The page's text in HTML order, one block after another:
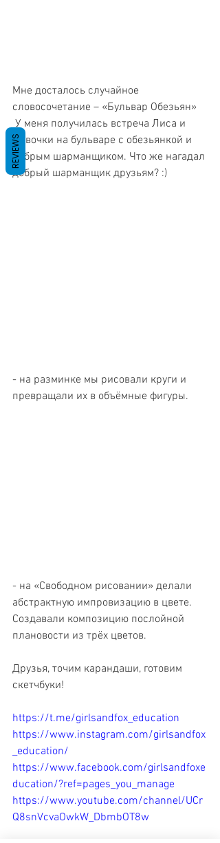
Мне досталось случайное
словосочетание – «Бульвар Обезьян»
У меня получилась встреча Лиса и
Девочки на бульваре с обезьянкой и
добрым шарманщиком. Что же нагадал
добрый шарманщик друзьям? :)
- на разминке мы рисовали круги и
превращали их в объёмные фигуры.
- на «Свободном рисовании» делали
абстрактную импровизацию в цвете.
Создавали композицию послойной
плановости из трёх цветов.
Друзья, точим карандаши, готовим
скетчбуки!
https://t.me/girlsandfox_education
https://www.instagram.com/girlsandfox
_education/
https://www.facebook.com/girlsandfoxe
ducation/?ref=pages_you_manage
https://www.youtube.com/channel/UCr
Q8snVcvaOwkW_DbmbOT8w
REVIEWS